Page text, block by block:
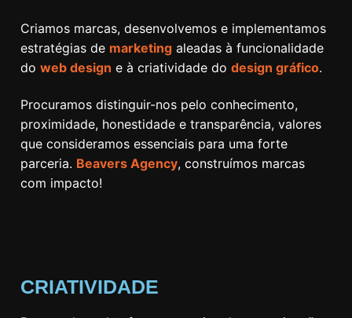
Criamos marcas, desenvolvemos e implementamos
estratégias de marketing aleadas à funcionalidade
do web design e à criatividade do design gráfico.
Procuramos distinguir-nos pelo conhecimento,
proximidade, honestidade e transparência, valores
que consideramos essenciais para uma forte
parceria. Beavers Agency, construímos marcas
com impacto!
CRIATIVIDADE